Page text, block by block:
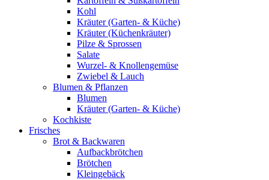
Kohl
Kräuter (Garten- & Küche)
Kräuter (Küchenkräuter)
Pilze & Sprossen
Salate
Wurzel- & Knollengemüse
Zwiebel & Lauch
Blumen & Pflanzen
Blumen
Kräuter (Garten- & Küche)
Kochkiste
Frisches
Brot & Backwaren
Aufbackbrötchen
Brötchen
Kleingebäck